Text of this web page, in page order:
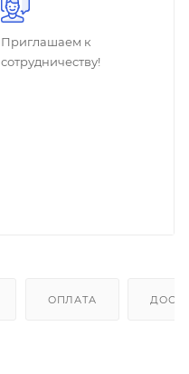
Приглашаем к
сотрудничеству!
ОПЛАТА